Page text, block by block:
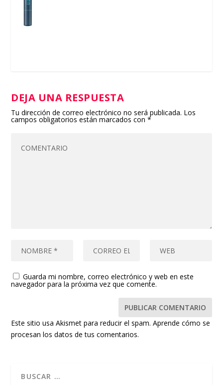
DEJA UNA RESPUESTA
Tu dirección de correo electrónico no será publicada. Los
campos obligatorios están marcados con*
Guarda mi nombre, correo electrónico y web en este
navegador para la próxima vez que comente.
Este sitio usa Akismet para reducir el spam.Aprende cómo se
procesan los datos de tus comentarios.